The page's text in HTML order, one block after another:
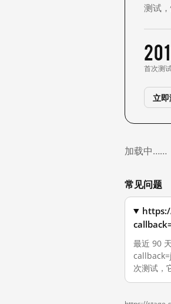
测试
首次测
立
加载中……
常见问题
最近 90
次测试，